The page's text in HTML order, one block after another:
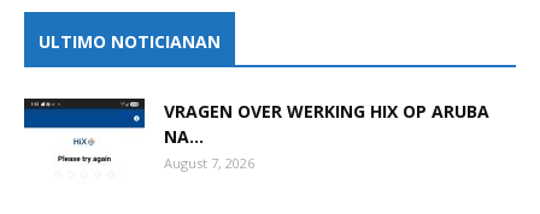
ULTIMO NOTICIANAN
VRAGEN OVER WERKING HIX OP ARUBA
NA...
August 7, 2026